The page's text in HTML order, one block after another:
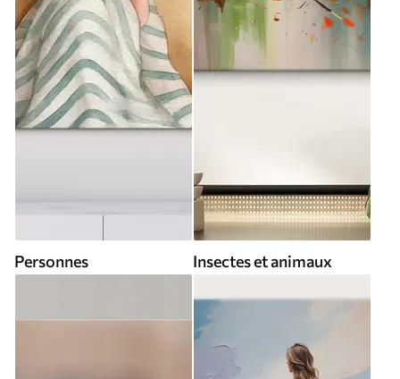
Personnes Insectes et animaux